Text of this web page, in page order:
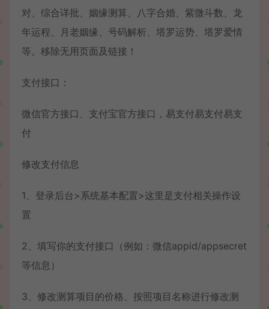
对、综合详批、姻缘测算、八字合婚、紫微斗数、龙
年运程、月老姻缘、号码解析、塔罗运势、塔罗爱情
等。移除无用页面及链接！
支付接口：
微信官方接口、支付宝官方接口，易支付易支付易支
付
修改支付信息
1、登录后台>系统基本配置>这里是支付相关操作设
置
2、填写你的支付接口（例如：微信appid/appsecret
等信息）
3、修改测算项目的价格、按照项目名称进行修改测